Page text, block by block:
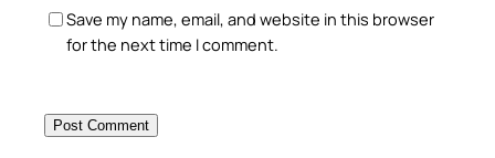
Save my name, email, and website in this browser
for the next time I comment.